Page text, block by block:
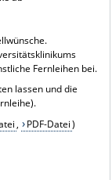
Fernleihen bei.
lassen und die
).
, PDF-Datei)